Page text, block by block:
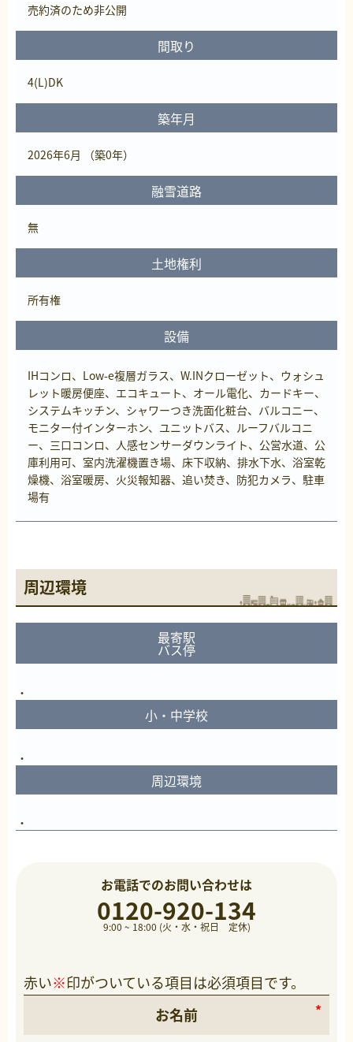
売約済のため非公開
間取り
4(L)DK
築年月
2026年6月 （築0年）
融雪道路
無
土地権利
所有権
設備
IHコンロ、Low-e複層ガラス、W.INクローゼット、ウォシュ
レット暖房便座、エコキュート、オール電化、カードキー、
システムキッチン、シャワーつき洗面化粧台、バルコニー、
モニター付インターホン、ユニットバス、ルーフバルコニ
ー、三口コンロ、人感センサーダウンライト、公営水道、公
庫利用可、室内洗濯機置き場、床下収納、排水下水、浴室乾
燥機、浴室暖房、火災報知器、追い焚き、防犯カメラ、駐車
場有
周辺環境
最寄駅
バス停
小・中学校
周辺環境
お電話でのお問い合わせは
0120-920-134
9:00 ~ 18:00 (火・水・祝日 定休)
赤い※印がついている項目は必須項目です。
お名前